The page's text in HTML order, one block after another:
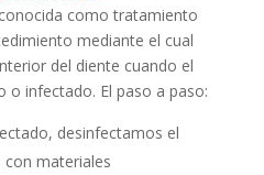
como tratamiento
mediante el cual
del diente cuando el
o infectado. El paso a paso:
desinfectamos el
materiales